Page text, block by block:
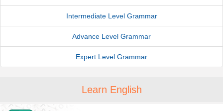
Intermediate Level Grammar
Advance Level Grammar
Expert Level Grammar
Learn English